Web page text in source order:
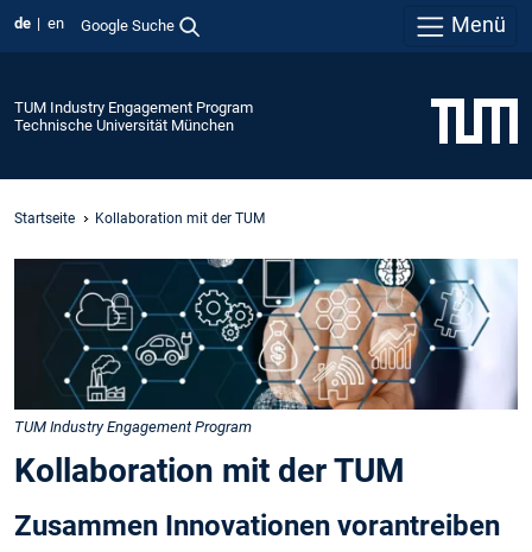
de en Google Suche Menü
TUM Industry Engagement Program
Technische Universität München
Startseite Kollaboration mit der TUM
TUM Industry Engagement Program
Kollaboration mit der TUM
Zusammen Innovationen vorantreiben